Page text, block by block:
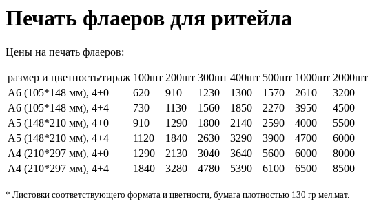
Печать флаеров для ритейла
Цены на печать флаеров:
размер и цветность/тираж 100шт 200шт 300шт 400шт 500шт 1000шт 2000шт
А6 (105*148 мм), 4+0
620 910 1230 1300 1570 2610 3200
А6 (105*148 мм), 4+4
730 1130 1560 1850 2270 3950 4500
А5 (148*210 мм), 4+0
910 1290 1800 2140 2590 4000 5500
А5 (148*210 мм), 4+4
1120 1840 2630 3290 3900 4700 6000
А4 (210*297 мм), 4+0
1290 2130 3040 3640 5600 6000 8000
А4 (210*297 мм), 4+4
1840 3280 4780 5390 6100 6500 8500
* Листовки соответствующего формата и цветности, бумага плотностью 130 гр мел.мат.